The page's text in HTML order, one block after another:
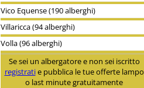
Vico Equense (190 alberghi)
Villaricca (94 alberghi)
Volla (96 alberghi)
Se sei un albergatore e non sei iscritto
registratie pubblica le tue offerte lampo
o last minute gratuitamente